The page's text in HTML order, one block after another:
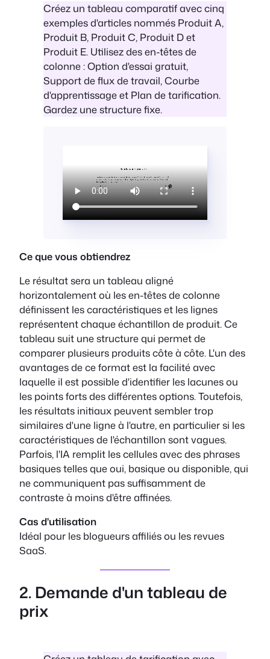
Créez un tableau comparatif avec cinq
exemples d'articles nommés Produit A,
Produit B, Produit C, Produit D et
Produit E. Utilisez des en-têtes de
colonne : Option d'essai gratuit,
Support de flux de travail, Courbe
d'apprentissage et Plan de tarification.
Gardez une structure fixe.
Ce que vous obtiendrez
Le résultat sera un tableau aligné
horizontalement où les en-têtes de colonne
définissent les caractéristiques et les lignes
représentent chaque échantillon de produit. Ce
tableau suit une structure qui permet de
comparer plusieurs produits côte à côte. L'un des
avantages de ce format est la facilité avec
laquelle il est possible d'identifier les lacunes ou
les points forts des différentes options. Toutefois,
les résultats initiaux peuvent sembler trop
similaires d'une ligne à l'autre, en particulier si les
caractéristiques de l'échantillon sont vagues.
Parfois, l'IA remplit les cellules avec des phrases
basiques telles que oui, basique ou disponible, qui
ne communiquent pas suffisamment de
contraste à moins d'être affinées.
Cas d'utilisation
Idéal pour les blogueurs affiliés ou les revues
SaaS.
2. Demande d'un tableau de
prix